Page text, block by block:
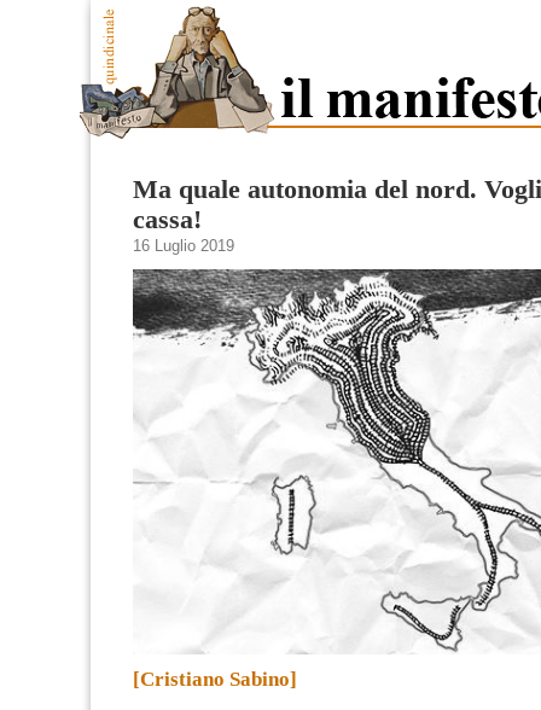
Ma quale autonomia del nord.
cassa!
16 Luglio 2019
[Cristiano Sabino]